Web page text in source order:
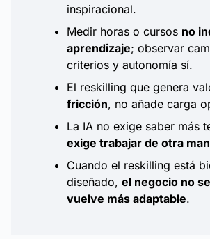
inspiracional.
Medir horas o cursos no
aprendizaje; observar
criterios y autonomía sí.
El reskilling que genera
fricción, no añade carga
La IA no exige saber más
exige trabajar de otra
Cuando el reskilling está
diseñado, el negocio no
vuelve más adaptable.